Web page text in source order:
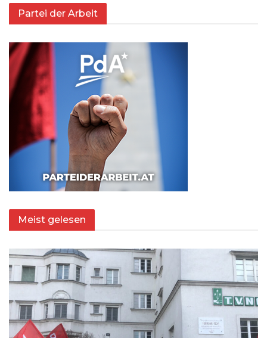
Partei der Arbeit
Meist gelesen